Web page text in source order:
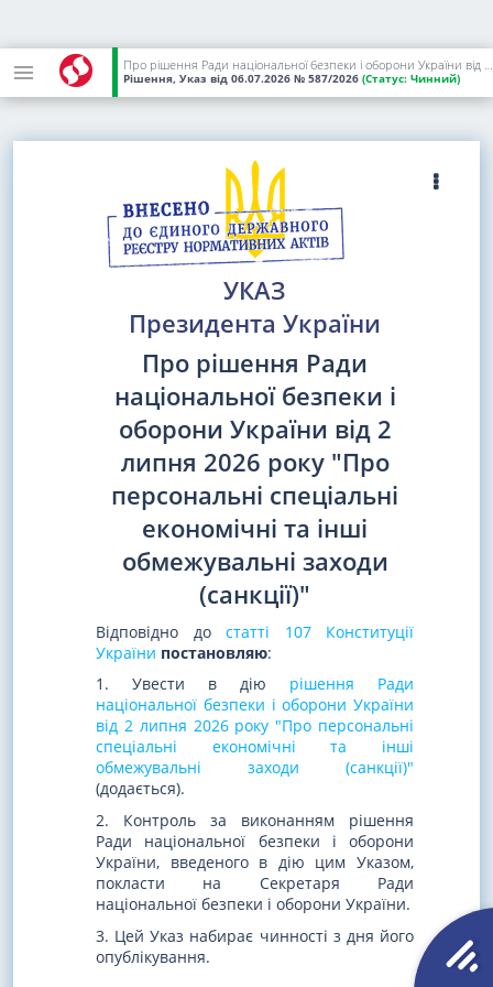
Про рішення Ради національної безпеки і оборони України від 2 липня 2026 року "Про персональні спеціальні економічні та інші обмежувальні заходи (санкції)"
Рішення, Указ від 06.07.2026 № 587/2026 (Статус: Чинний)
УКАЗ
Президента України
Про рішення Ради
національної безпеки і
оборони України від 2
липня 2026 року "Про
персональні спеціальні
економічні та інші
обмежувальні заходи
(санкції)"
Відповідно до статті 107 Конституції
України постановляю:
1. Увести в дію рішення Ради
національної безпеки і оборони України
від 2 липня 2026 року "Про персональні
спеціальні економічні та інші
обмежувальні заходи (санкції)"
(додається).
2. Контроль за виконанням рішення
Ради національної безпеки і оборони
України, введеного в дію цим Указом,
покласти на Секретаря Ради
національної безпеки і оборони України.
3. Цей Указ набирає чинності з дня його
опублікування.